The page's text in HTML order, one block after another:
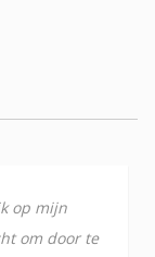
op mijn
om door te